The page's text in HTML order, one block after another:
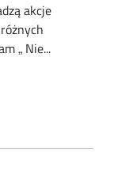
akcje
„ Nie...